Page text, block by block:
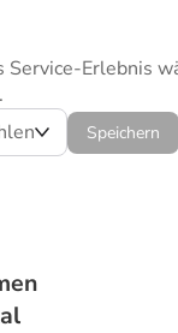
Service-Erlebnis
Speichern